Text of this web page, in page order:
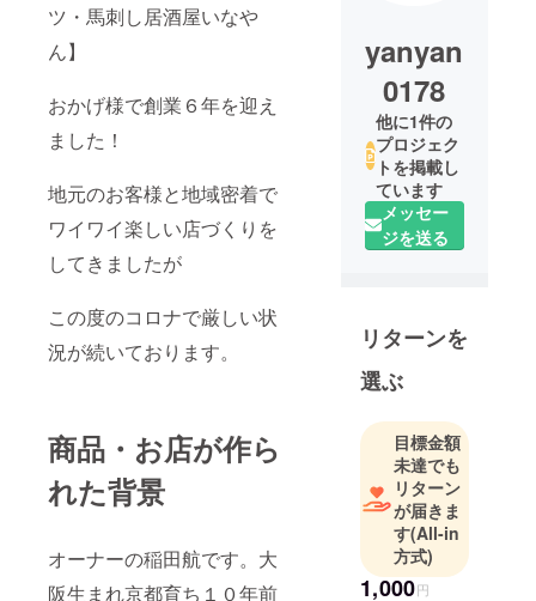
ツ・馬刺し居酒屋いなや
ん】
おかげ様で創業６年を迎え
ました！
地元のお客様と地域密着で
ワイワイ楽しい店づくりを
してきましたが
この度のコロナで厳しい状
況が続いております。
商品・お店が作ら
れた背景
オーナーの稲田航です。大
阪生まれ京都育ち１０年前
yanyan
0178
他に1件の
プロジェク
トを掲載し
ています
メッセー
ジを送る
リターンを
選ぶ
目標金額
未達でも
リターン
が届きま
す(All-in
方式)
1,000円